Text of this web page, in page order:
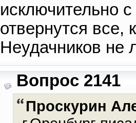
исключительно
отвернутся все,
Неудачников не
Вопрос 2141
Проскурин